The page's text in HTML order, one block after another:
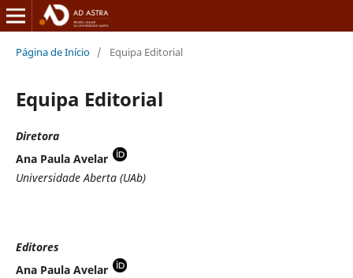
Página de Início / Equipa Editorial
Equipa Editorial
Diretora
Ana Paula Avelar
Universidade Aberta (UAb)
Editores
Ana Paula Avelar